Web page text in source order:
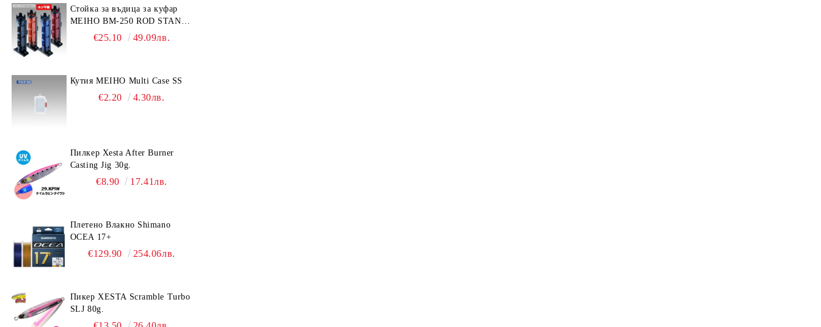
Стойка за въдица за куфар
MEIHO BM-250 ROD STAND
-Light Blue/Black color
€25.10 49.09лв.
Кутия MEIHO Multi Case SS
€2.20 4.30лв.
Пилкер Xesta After Burner
Casting Jig 30g.
€8.90 17.41лв.
Плетено Влакно Shimano
OCEA 17+
€129.90 254.06лв.
Пикер XESTA Scramble Turbo
SLJ 80g.